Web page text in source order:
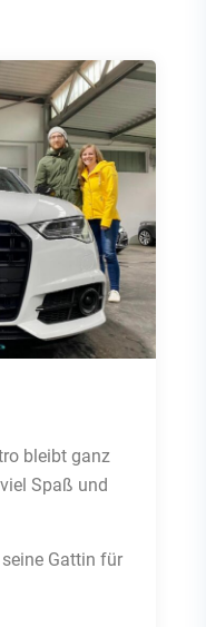
bleibt ganz
Spaß und
Gattin für